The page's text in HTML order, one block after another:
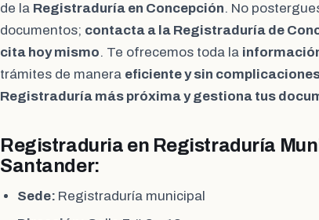
de la Registraduría en Concepción. No
documentos; contacta a la Registraduría de
cita hoy mismo. Te ofrecemos toda la
trámites de manera eficiente y sin
Registraduría más próxima y gestiona tus
Registraduria en Registraduría
Santander:
Sede: Registraduría municipal